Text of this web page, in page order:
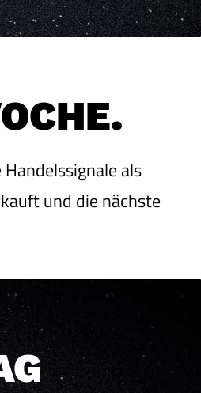
als
und die nächste